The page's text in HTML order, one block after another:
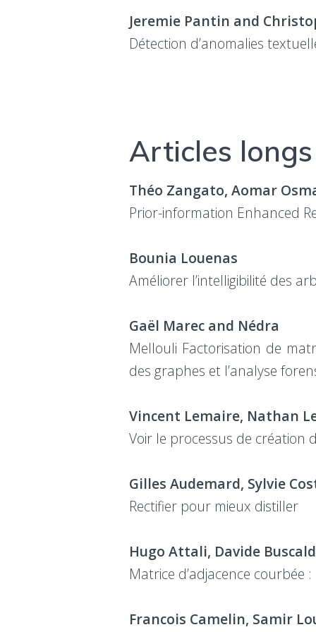
Jeremie Pantin and
Détection d’anomalies
Articles longs
Théo Zangato, Aomar
Prior-information Enhanced
Bounia Louenas
Améliorer l’intelligibilité des
Gaël Marec and Nédra
Mellouli Factorisation de
des graphes et l’analyse
Vincent Lemaire, Nathan
Voir le processus de création
Gilles Audemard, Sylvie
Rectifier pour mieux distiller
Hugo Attali, Davide
Matrice d’adjacence
Francois Camelin, Samir